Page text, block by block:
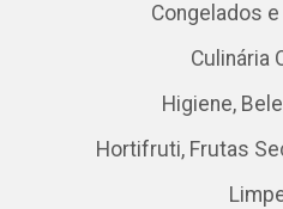
Congelados
Culinária
Higiene,
Hortifruti, Frutas